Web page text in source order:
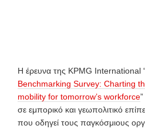
Η έρευνα της KPMG International “
Benchmarking Survey: Charting
mobility for tomorrow’s workforce
σε εμπορικό και γεωπολιτικό
που οδηγεί τους παγκόσμιους